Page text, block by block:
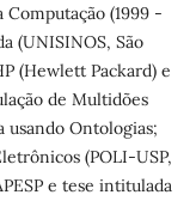
Computação (1999 -
(UNISINOS, São
(Hewlett Packard) e
de Multidões
usando Ontologias;
(POLI-USP,
e tese intitulada